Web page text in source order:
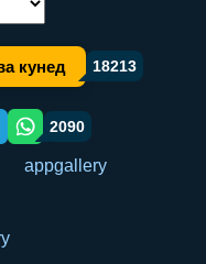
кунед 18213
orqali ulashish
WhatsApp orqali ulashish
2090